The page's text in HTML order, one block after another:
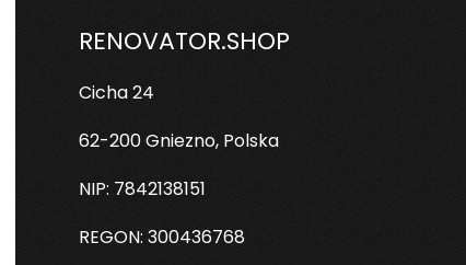
RENOVATOR.SHOP
Cicha 24
62-200 Gniezno, Polska
NIP: 7842138151
REGON: 300436768